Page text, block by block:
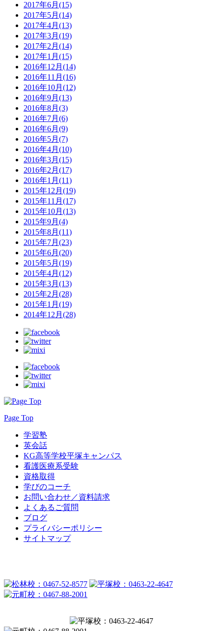
2017年6月(15)
2017年5月(14)
2017年4月(13)
2017年3月(19)
2017年2月(14)
2017年1月(15)
2016年12月(14)
2016年11月(16)
2016年10月(12)
2016年9月(13)
2016年8月(3)
2016年7月(6)
2016年6月(9)
2016年5月(7)
2016年4月(10)
2016年3月(15)
2016年2月(17)
2016年1月(11)
2015年12月(19)
2015年11月(17)
2015年10月(13)
2015年9月(4)
2015年8月(11)
2015年7月(23)
2015年6月(20)
2015年5月(19)
2015年4月(12)
2015年3月(13)
2015年2月(28)
2015年1月(19)
2014年12月(28)
Page Top
学習塾
英会話
KG高等学校平塚キャンパス
看護医療系受験
資格取得
学びのコーチ
お問い合わせ／資料請求
よくあるご質問
ブログ
プライバシーポリシー
サイトマップ